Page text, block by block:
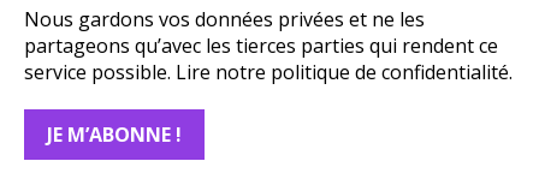
Nous gardons vos données privées et ne les
partageons qu’avec les tierces parties qui rendent ce
service possible. Lire notre politique de confidentialité.